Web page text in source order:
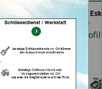
Shoes & Keys by
Erlangen)
Händlerprofil